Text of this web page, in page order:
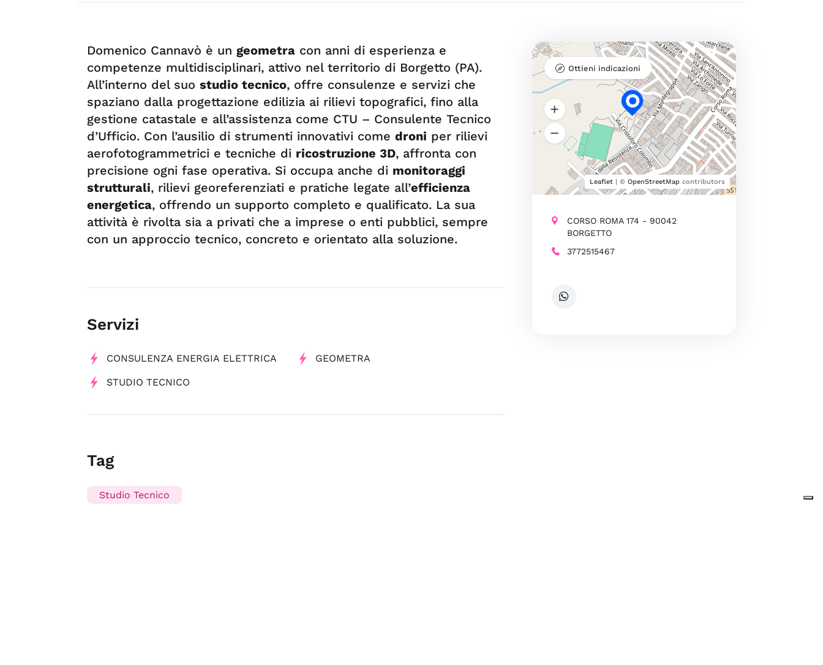
Domenico Cannavò è un geometra con anni di esperienza e
competenze multidisciplinari, attivo nel territorio di Borgetto (PA).
All’interno del suo studio tecnico, offre consulenze e servizi che
spaziano dalla progettazione edilizia ai rilievi topografici, fino alla
gestione catastale e all’assistenza come CTU – Consulente Tecnico
d’Ufficio. Con l’ausilio di strumenti innovativi come droni per rilievi
aerofotogrammetrici e tecniche di ricostruzione 3D, affronta con
precisione ogni fase operativa. Si occupa anche di monitoraggi
strutturali, rilievi georeferenziati e pratiche legate all’efficienza
energetica, offrendo un supporto completo e qualificato. La sua
attività è rivolta sia a privati che a imprese o enti pubblici, sempre
con un approccio tecnico, concreto e orientato alla soluzione.
Servizi
CONSULENZA ENERGIA ELETTRICA GEOMETRA
STUDIO TECNICO
Tag
Studio Tecnico
Leaflet| © OpenStreetMapcontributors
Ottieni indicazioni
CORSO ROMA 174 - 90042
BORGETTO
3772515467